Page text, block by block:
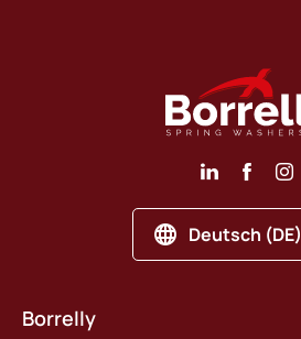
Deutsch (DE)
Borrelly